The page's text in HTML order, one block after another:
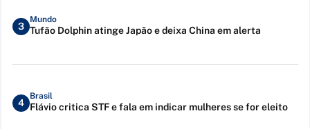
3
Mundo
Tufão Dolphin atinge Japão e deixa China em alerta
4
Brasil
Flávio critica STF e fala em indicar mulheres se for eleito